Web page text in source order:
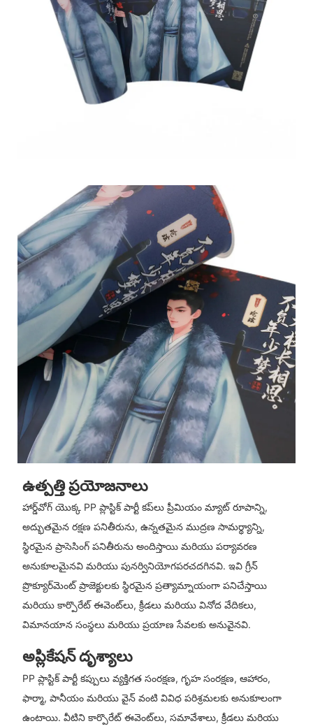
ఉత్పత్తి ప్రయోజనాలు
హార్డ్‌వోగ్ యొక్క PP ప్లాస్టిక్ పార్టీ కప్‌లు ప్రీమియం మ్యాట్ రూపాన్ని,
అద్భుతమైన రక్షణ పనితీరును, ఉన్నతమైన ముద్రణ సామర్థ్యాన్ని,
స్థిరమైన ప్రాసెసింగ్ పనితీరును అందిస్తాయి మరియు పర్యావరణ
అనుకూలమైనవి మరియు పునర్వినియోగపరచదగినవి. ఇవి గ్రీన్
ప్రొక్యూర్‌మెంట్ ప్రాజెక్టులకు స్థిరమైన ప్రత్యామ్నాయంగా పనిచేస్తాయి
మరియు కార్పొరేట్ ఈవెంట్‌లు, క్రీడలు మరియు వినోద వేదికలు,
విమానయాన సంస్థలు మరియు ప్రయాణ సేవలకు అనువైనవి.
అప్లికేషన్ దృశ్యాలు
PP ప్లాస్టిక్ పార్టీ కప్పులు వ్యక్తిగత సంరక్షణ, గృహ సంరక్షణ, ఆహారం,
ఫార్మా, పానీయం మరియు వైన్ వంటి వివిధ పరిశ్రమలకు అనుకూలంగా
ఉంటాయి. వీటిని కార్పొరేట్ ఈవెంట్‌లు, సమావేశాలు, క్రీడలు మరియు